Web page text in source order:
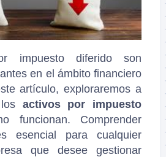
impuesto diferido son
en el ámbito financiero
artículo, exploraremos a
activos por impuesto
funcionan. Comprender
esencial para cualquier
que desee gestionar